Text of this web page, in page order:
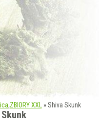
,ZBIORY XXL »Shiva Skunk